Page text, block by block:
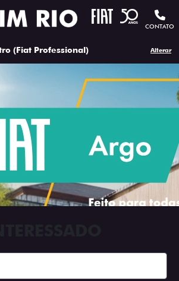
CONTATO
(Fiat Professional) Alterar